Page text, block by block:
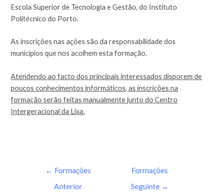
Escola Superior de Tecnologia e Gestão, do Instituto
Politécnico do Porto.
As inscrições nas ações são da responsabilidade dos
municípios que nos acolhem esta formação.
Atendendo ao facto dos principais interessados disporem de
poucos conhecimentos informáticos, as inscrições na
formação serão feitas manualmente junto do Centro
Intergeracional da Lixa.
← Formações
Anterior
Formações
Seguinte →